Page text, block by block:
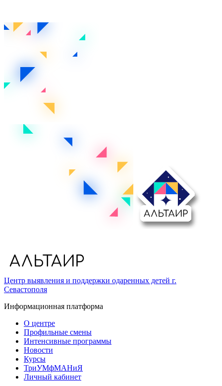
Центр выявления и поддержки одаренных детей г.
Севастополя
Информационная платформа
О центре
Профильные смены
Интенсивные программы
Новости
Курсы
ТриУМфМАНиЯ
Личный кабинет